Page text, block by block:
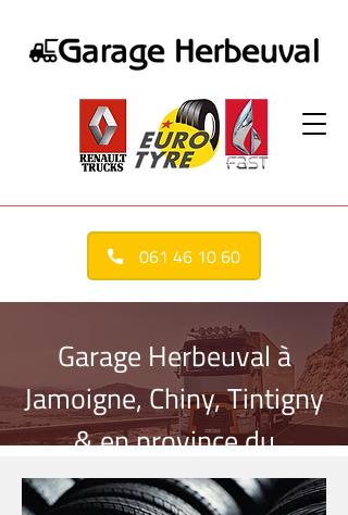
061 46 10 60
Garage Herbeuval à
Jamoigne, Chiny, Tintigny
& en province du
Luxembourg